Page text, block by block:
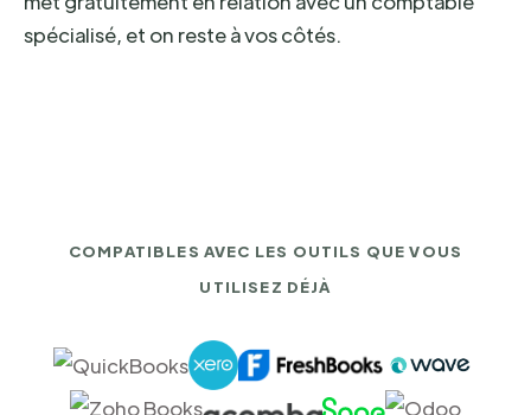
spécialisé, et on reste à vos côtés.
COMPATIBLES AVEC LES OUTILS QUE VOUS
UTILISEZ DÉJÀ